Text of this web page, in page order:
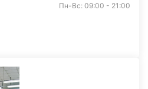
Пн-Вс: 09:00 - 21:00